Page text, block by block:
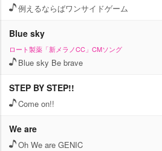
例えるならばワンサイドゲーム
Blue sky
ロート製薬「新メラノCC」CMソング
Blue sky Be brave
STEP BY STEP!!
Come on!!
We are
Oh We are GENIC